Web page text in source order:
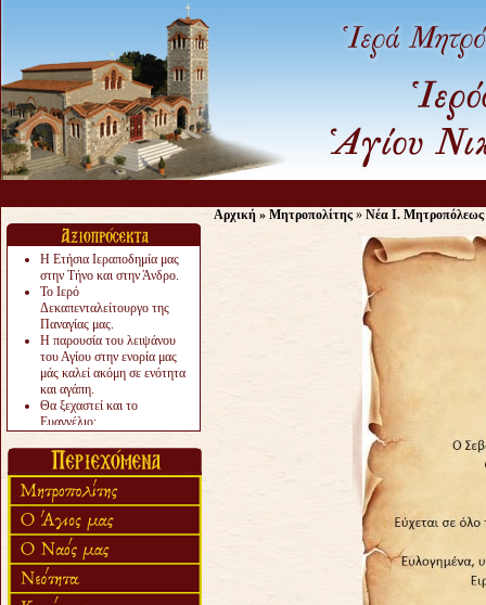
Η Ετήσια Ιεραποδημία μας
στην Τήνο και στην Άνδρο.
Το Ιερό
Δεκαπενταλείτουργο της
Παναγίας μας.
Η παρουσία του λειψάνου
του Αγίου στην ενορία μας
μάς καλεί ακόμη σε ενότητα
και αγάπη.
Θα ξεχαστεί και το
Ευαγγέλιο;
«πολύ αργά».
Ζητείται....
Αρχική » Μητροπολίτης » Νέα Ι. Μητροπόλεως